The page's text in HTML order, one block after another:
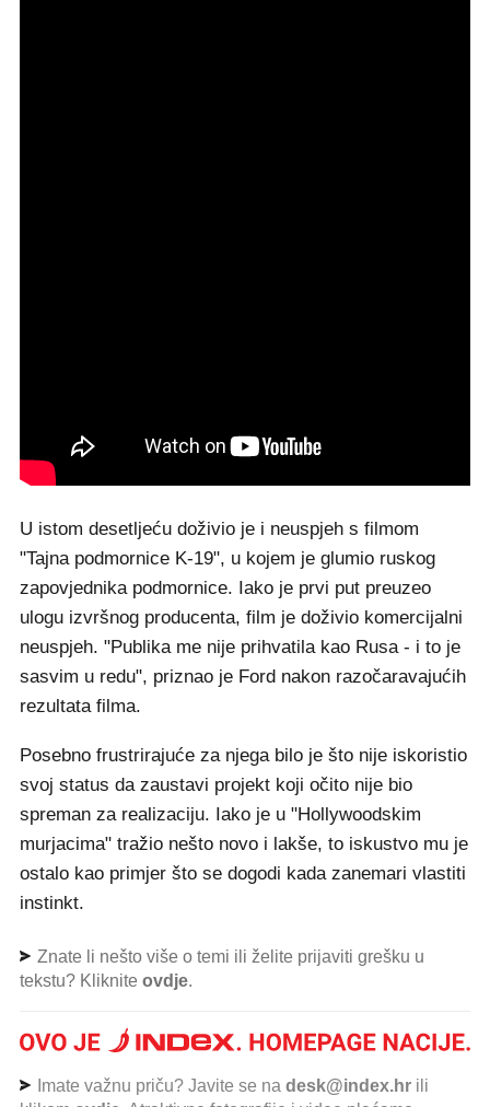
U istom desetljeću doživio je i neuspjeh s filmom
"Tajna podmornice K-19", u kojem je glumio ruskog
zapovjednika podmornice. Iako je prvi put preuzeo
ulogu izvršnog producenta, film je doživio komercijalni
neuspjeh. "Publika me nije prihvatila kao Rusa - i to je
sasvim u redu", priznao je Ford nakon razočaravajućih
rezultata filma.
Posebno frustrirajuće za njega bilo je što nije iskoristio
svoj status da zaustavi projekt koji očito nije bio
spreman za realizaciju. Iako je u "Hollywoodskim
murjacima" tražio nešto novo i lakše, to iskustvo mu je
ostalo kao primjer što se dogodi kada zanemari vlastiti
instinkt.
Znate li nešto više o temi ili želite prijaviti grešku u
tekstu? Kliknite ovdje.
Imate važnu priču? Javite se na desk@index.hr ili